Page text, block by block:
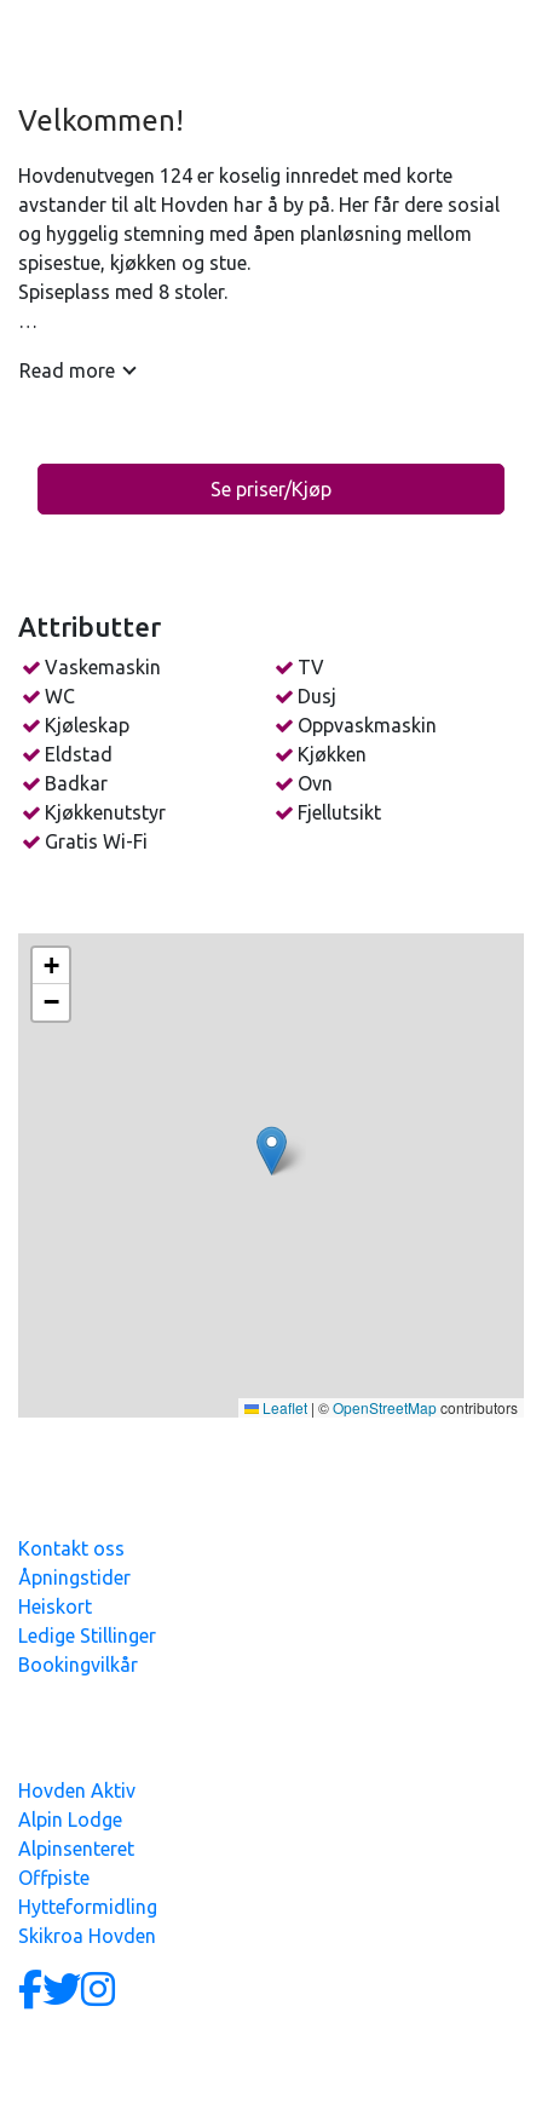
Velkommen!
Hovdenutvegen 124 er koselig innredet med korte
avstander til alt Hovden har å by på. Her får dere sosial
og hyggelig stemning med åpen planløsning mellom
spisestue, kjøkken og stue.
Spiseplass med 8 stoler.
SOVEROM
Soverom 3 (andre etasje): Dobbeltseng
Soverom 4 (andre etasje): Dobbeltseng
Første etasje: Bad med dusj og vaskemaskin
Andre etasje: Bad med badekar
FASILITETER
Internett
TV
Bod
Oppvaskmaskin
Peis
Badekar
Read more
Se priser/Kjøp
Attributter
Vaskemaskin
TV
WC
Dusj
Kjøleskap
Oppvaskmaskin
Eldstad
Kjøkken
Badkar
Ovn
Kjøkkenutstyr
Fjellutsikt
Gratis Wi-Fi
+
−
Leaflet | ©OpenStreetMapcontributors
Kontakt oss
Åpningstider
Heiskort
Ledige Stillinger
Bookingvilkår
Hovden Aktiv
Alpin Lodge
Alpinsenteret
Offpiste
Hytteformidling
Skikroa Hovden